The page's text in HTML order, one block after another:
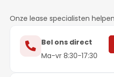
Onze lease specialisten
Bel ons direct
Ma-vr 8:30-17:30